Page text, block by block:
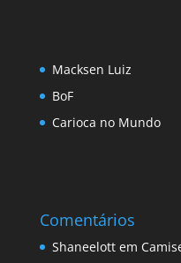
Macksen Luiz
BoF
Carioca no Mundo
Comentários
Shaneelottem